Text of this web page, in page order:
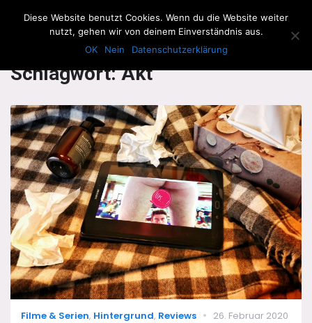
The Howling Men
Schlagwort:Akt
Categories
Filme & Serien, Hintergrund, Reviews
Posted
26. Februar 2020
Diese Website benutzt Cookies. Wenn du die Website weiter
nutzt, gehen wir von deinem Einverständnis aus.
OK
Nein Datenschutzerklärung